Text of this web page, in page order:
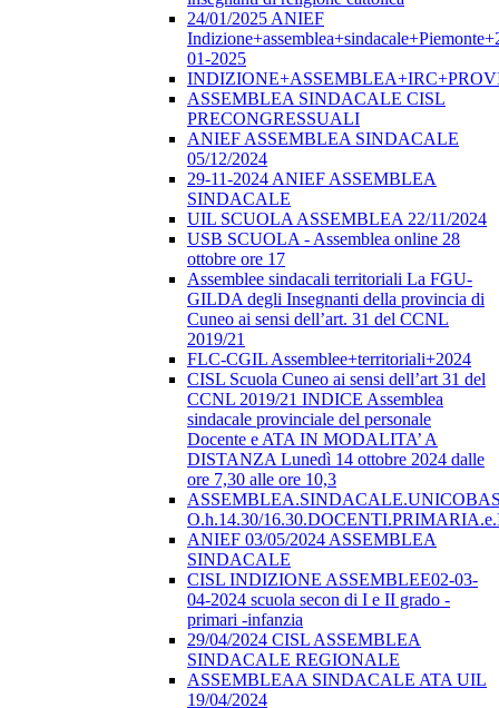
24/01/2025 ANIEF
01-2025
ASSEMBLEA SINDACALE CISL
PRECONGRESSUALI
ANIEF ASSEMBLEA SINDACALE
05/12/2024
29-11-2024 ANIEF ASSEMBLEA
SINDACALE
UIL SCUOLA ASSEMBLEA 22/11/2024
USB SCUOLA - Assemblea online 28
ottobre ore 17
Assemblee sindacali territoriali La FGU-
GILDA degli Insegnanti della provincia di
Cuneo ai sensi dell’art. 31 del CCNL
2019/21
FLC-CGIL Assemblee+territoriali+2024
CISL Scuola Cuneo ai sensi dell’art 31 del
CCNL 2019/21 INDICE Assemblea
sindacale provinciale del personale
Docente e ATA IN MODALITA’ A
DISTANZA Lunedì 14 ottobre 2024 dalle
ore 7,30 alle ore 10,3
O.h.14.30/
ANIEF 03/05/2024 ASSEMBLEA
SINDACALE
CISL INDIZIONE ASSEMBLEE02-03-
04-2024 scuola secon di I e II grado -
primari -infanzia
29/04/2024 CISL ASSEMBLEA
SINDACALE REGIONALE
ASSEMBLEAA SINDACALE ATA UIL
19/04/2024